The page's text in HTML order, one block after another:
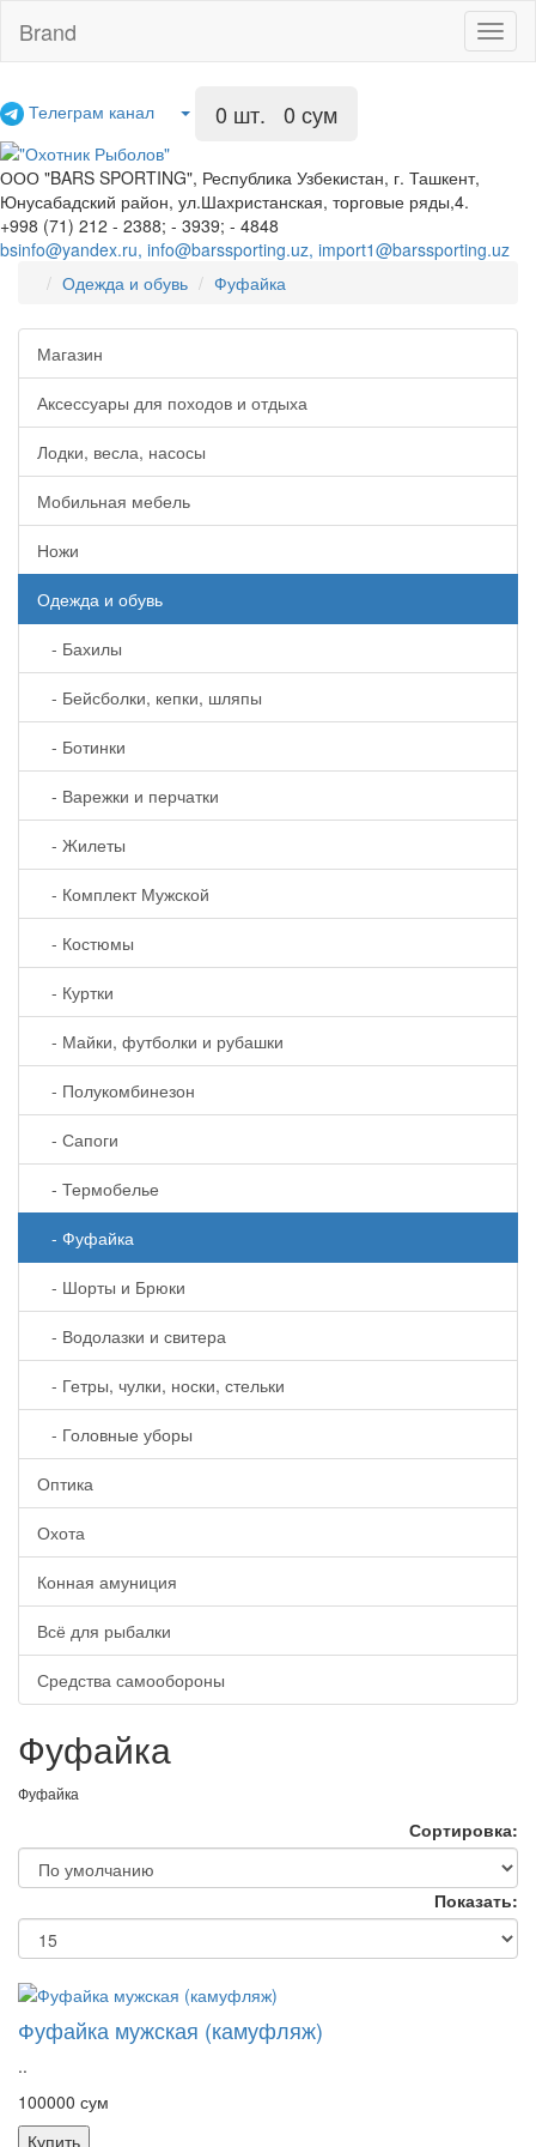
Brand
Телеграм канал 0 шт. 0 сум
ООО "BARS SPORTING", Республика Узбекистан, г. Ташкент,
Юнусабадский район, ул.Шахристанская, торговые ряды,4.
+998 (71) 212 - 2388; - 3939; - 4848
bsinfo@yandex.ru, info@barssporting.uz, import1@barssporting.uz
Одежда и обувь
Фуфайка
Магазин
Аксессуары для походов и отдыха
Лодки, весла, насосы
Мобильная мебель
Ножи
Одежда и обувь
- Бахилы
- Бейсболки, кепки, шляпы
- Ботинки
- Варежки и перчатки
- Жилеты
- Комплект Мужской
- Костюмы
- Куртки
- Майки, футболки и рубашки
- Полукомбинезон
- Сапоги
- Термобелье
- Фуфайка
- Шорты и Брюки
- Водолазки и свитера
- Гетры, чулки, носки, стельки
- Головные уборы
Оптика
Охота
Конная амуниция
Всё для рыбалки
Средства самообороны
Фуфайка
Фуфайка
Сортировка:
Показать:
Фуфайка мужская (камуфляж)
..
100000 сум
Купить